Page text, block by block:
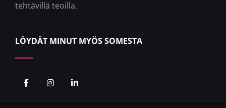
tehtävillä teoilla.
LÖYDÄT MINUT MYÖS SOMESTA
FacebookInstagramLinkedIn